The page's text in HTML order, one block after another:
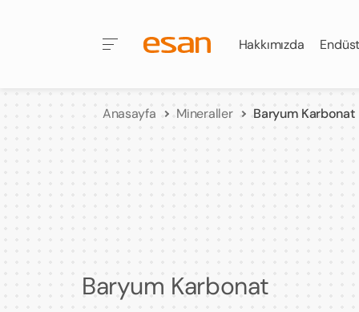
Hakkımızda
Anasayfa Mineraller Baryum Karbonat
Baryum Karbonat